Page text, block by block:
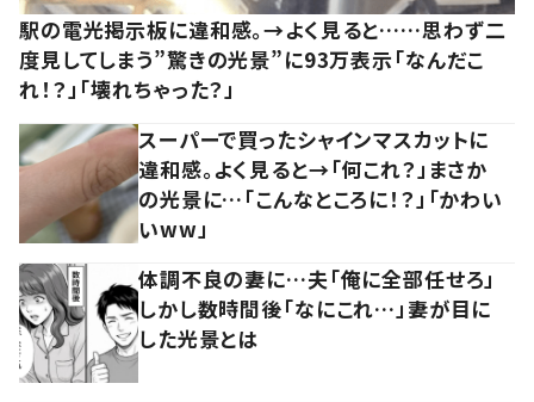
駅の電光掲示板に違和感。→よく見ると……思わず二
度見してしまう”驚きの光景”に93万表示「なんだこ
れ！？」「壊れちゃった？」
スーパーで買ったシャインマスカットに
違和感。よく見ると→「何これ？」まさか
の光景に…「こんなところに！？」「かわい
いww」
体調不良の妻に…夫「俺に全部任せろ」
しかし数時間後「なにこれ…」妻が目に
した光景とは